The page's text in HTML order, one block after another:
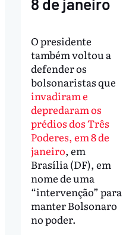
8 de janeiro
O presidente
também voltou a
defender os
bolsonaristas que
invadiram e
depredaram os
prédios dos Três
Poderes, em 8 de
janeiro, em
Brasília (DF), em
nome de uma
“intervenção” para
manter Bolsonaro
no poder.